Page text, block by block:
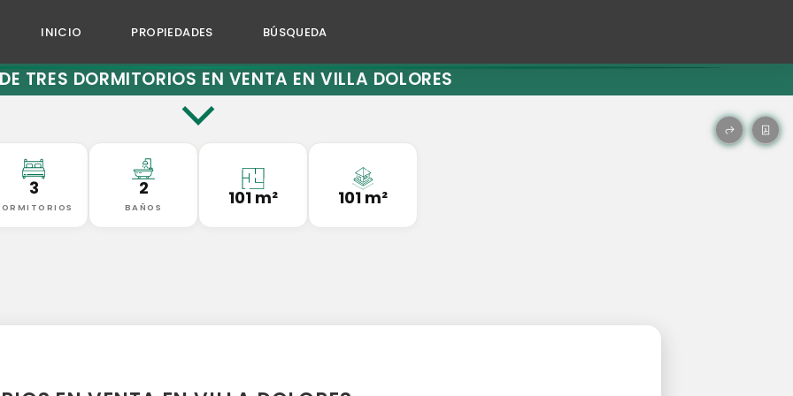
INICIO PROPIEDADES BÚSQUEDA
TRES DORMITORIOS EN VENTA EN VILLA DOLORES
3 2
BAÑOS 101 m² 101 m²